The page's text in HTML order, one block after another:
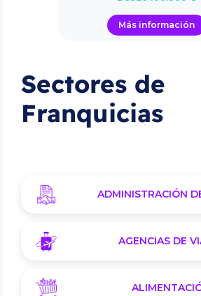
Más información
Sectores de
Franquicias
ADMINISTRACIÓN
AGENCIAS DE